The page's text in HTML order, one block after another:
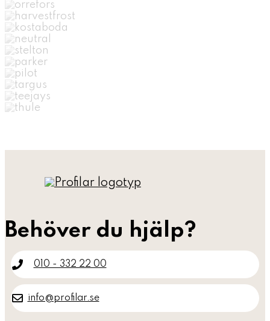
Behöver du hjälp?
010 - 332 22 00
info@profilar.se